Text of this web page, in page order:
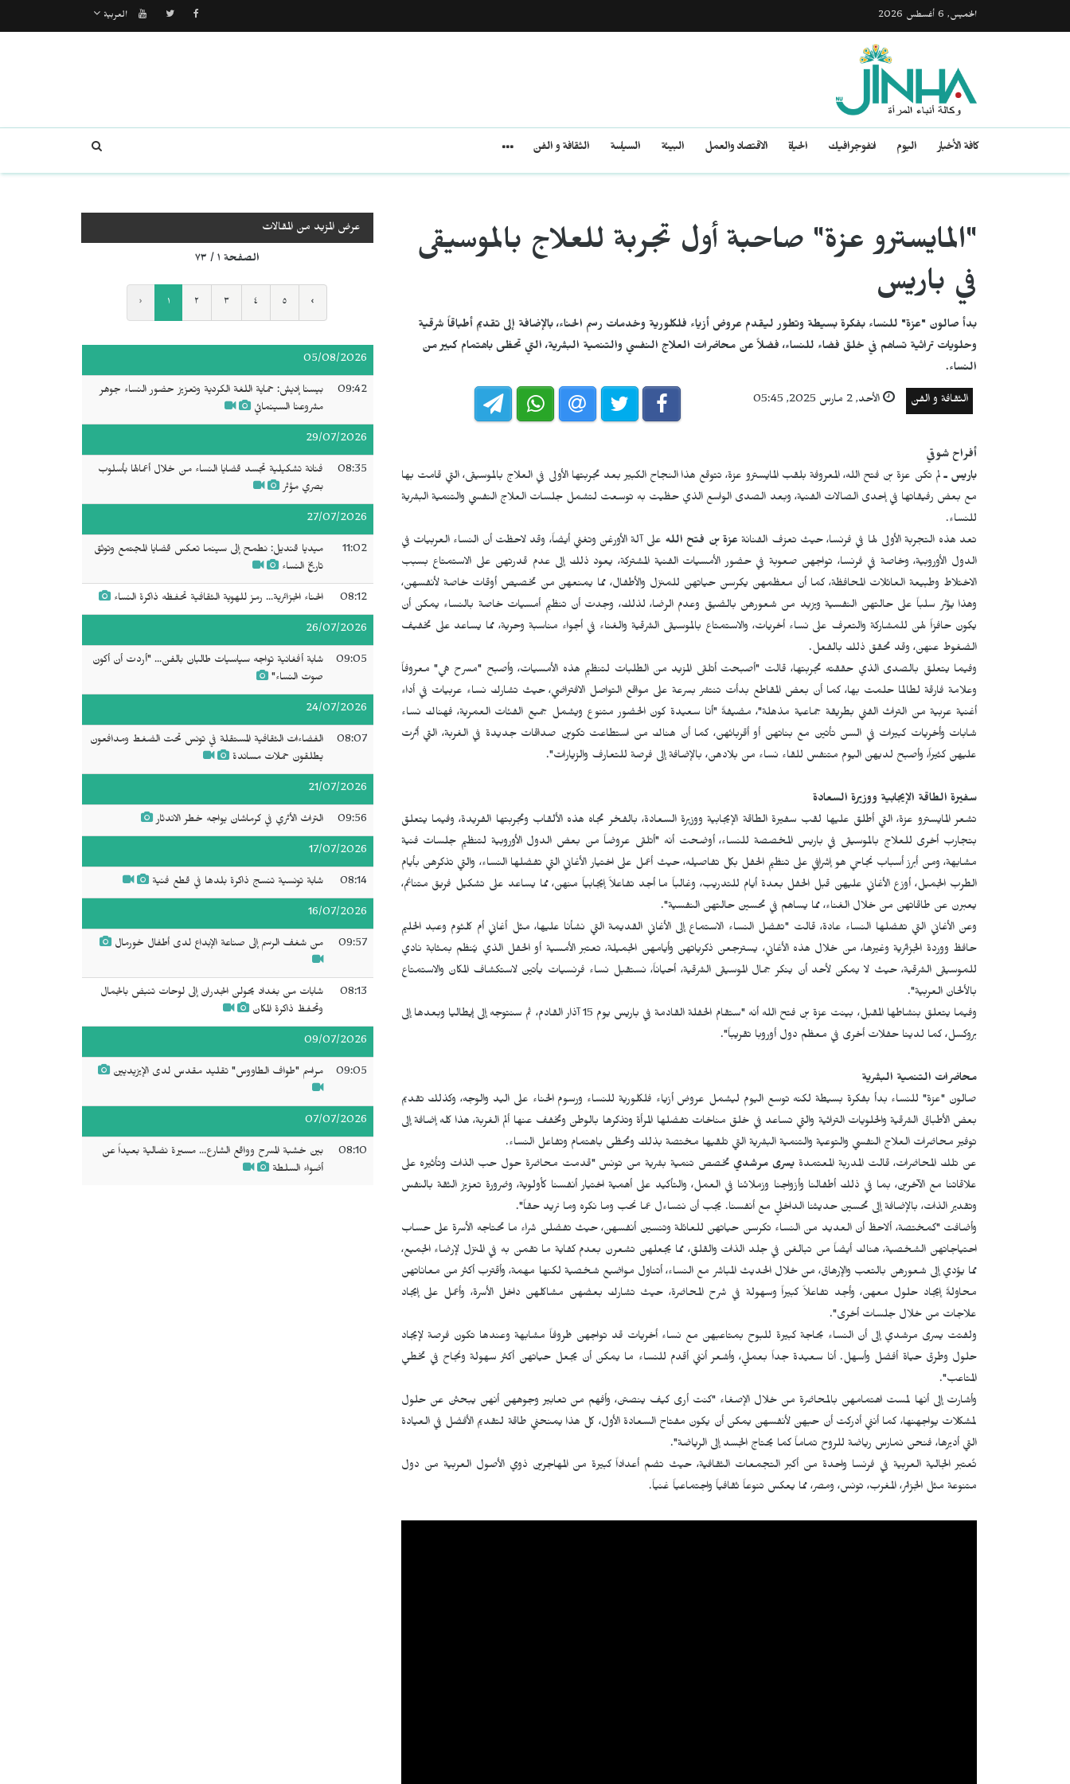
الخميس, 6 أغسطس 2026 العربية
كافة الأخبار اليوم انفوجرافيك الحياة الاقتصاد والعمل البيئة السياسة الثقافة و الفن
"المايسترو عزة" صاحبة أول تجربة للعلاج بالموسيقى
في باريس
بدأ صالون "عزة" للنساء بفكرة بسيطة وتطور ليقدم عروض أزياء فلكلورية وخدمات رسم الحناء، بالإضافة إلى تقديم أطباقاً شرقية
وحلويات تراثية تساهم في خلق فضاء للنساء، فضلاً عن محاضرات العلاج النفسي والتنمية البشرية، التي تحظى باهتمام كبير من
النساء.
الثقافة و الفن الأحد, 2 مارس 2025, 05:45
أفراح شوقي
باريس ـ لم تكن عزة بن فتح الله، المعروفة بلقب المايسترو عزة، تتوقع هذا النجاح الكبير بعد تجربتها الأولى في العلاج بالموسيقى، التي قامت بها
مع بعض رفيقاتها في إحدى الصالات الفنية، وبعد الصدى الواسع الذي حظيت به توسعت لتشمل جلسات العلاج النفسي والتنمية البشرية
للنساء.
تعد هذه التجربة الأولى لها في فرنسا، حيث تعزف الفنانة عزة بن فتح الله على آلة الأورغن وتغني أيضاً، وقد لاحظت أن النساء العربيات في
الدول الأوروبية، وخاصة في فرنسا، تواجهن صعوبة في حضور الأمسيات الفنية المشتركة، يعود ذلك إلى عدم قدرتهن على الاستمتاع بسبب
الاختلاط وطبيعة العائلات المحافظة، كما أن معظمهن يكرسن حياتهن للمنزل والأطفال، مما يمنعهن من تخصيص أوقات خاصة لأنفسهن،
وهذا يؤثر سلباً على حالتهن النفسية ويزيد من شعورهن بالضيق وعدم الرضا، لذلك، وجدت أن تنظيم أمسيات خاصة بالنساء يمكن أن
يكون حافزاً لهن للمشاركة والتعرف على نساء أخريات، والاستمتاع بالموسيقى الشرقية والغناء في أجواء مناسبة وحرية، مما يساعد على تخفيف
الضغوط عنهن، وقد تحقق ذلك بالفعل.
وفيما يتعلق بالصدى الذي حققته تجربتها، قالت "أصبحت أتلقى المزيد من الطلبات لتنظيم هذه الأمسيات، وأصبح "مسرح هي" معروفاً
وعلامة فارقة لطالما حلمت بها، كما أن بعض المقاطع بدأت تنتشر بسرعة على مواقع التواصل الافتراضي، حيث تشارك نساء عربيات في أداء
أغنية عربية من التراث الفني بطريقة جماعية مذهلة"، مضيفةً "أنا سعيدة كون الحضور متنوع ويشمل جميع الفئات العمرية، فهناك نساء
شابات وأخريات كبيرات في السن تأتين مع بناتهن أو أقربائهن، كما أن هناك من استطاعت تكوين صداقات جديدة في الغربة، التي أثرت
عليهن كثيراً، وأصبح لديهن اليوم متنفس للقاء نساء من بلادهن، بالإضافة إلى فرصة للتعارف والزيارات".
سفيرة الطاقة الإيجابية ووزيرة السعادة
تشعر المايسترو عزة، التي أطلق عليها لقب سفيرة الطاقة الإيجابية ووزيرة السعادة، بالفخر تجاه هذه الألقاب وتجربتها الفريدة، وفيما يتعلق
بتجارب أخرى للعلاج بالموسيقى في باريس المخصصة للنساء، أوضحت أنه "أتلقى عروضاً من بعض الدول الأوروبية لتنظيم جلسات فنية
مشابهة، ومن أبرز أسباب نجاحي هو إشرافي على تنظيم الحفل بكل تفاصيله، حيث أعمل على اختيار الأغاني التي تفضلها النساء، والتي تذكرهن بأيام
الطرب الجميل، أوزع الأغاني عليهن قبل الحفل بعدة أيام للتدريب، وغالباً ما أجد تفاعلاً إيجابياً منهن، مما يساعد على تشكيل فريق متناغم،
يعبرن عن طاقاتهن من خلال الغناء، مما يساهم في تحسين حالتهن النفسية".
وعن الأغاني التي تفضلها النساء عادة، قالت "تفضل النساء الاستماع إلى الأغاني القديمة التي نشأنا عليها، مثل أغاني أم كلثوم وعبد الحليم
حافظ ووردة الجزائرية وغيرها، من خلال هذه الأغاني، يسترجعن ذكرياتهن وأيامهن الجميلة، تعتبر الأمسية أو الحفل الذي يُنظم بمثابة نادي
للموسيقى الشرقية، حيث لا يمكن لأحد أن ينكر جمال الموسيقى الشرقية، أحياناً، نستقبل نساء فرنسيات يأتين لاستكشاف المكان والاستمتاع
بالألحان العربية".
وفيما يتعلق بنشاطها المقبل، بينت عزة بن فتح الله أنه "ستقام الحفلة القادمة في باريس يوم 15 آذار القادم، ثم سنتوجه إلى إيطاليا وبعدها إلى
بروكسل، كما لدينا حفلات أخرى في معظم دول أوروبا تقريباً".
محاضرات التنمية البشرية
صالون "عزة" للنساء بدأ بفكرة بسيطة لكنه توسع اليوم ليشمل عروض أزياء فلكلورية للنساء ورسوم الحناء على اليد والوجه، وكذلك تقديم
بعض الأطباق الشرقية والحلويات التراثية والتي تساعد في خلق مناخات تفضلها المرأة وتذكرها بالوطن وتخفف عنها ألم الغربة، هذا كله إضافة إلى
توفير محاضرات العلاج النفسي والتوعية والتنمية البشرية التي تلقيها مختصة بذلك وتحظى باهتمام وتفاعل النساء.
عن تلك المحاضرات، قالت المدربة المعتمدة يسرى مرشدي تخصص تنمية بشرية من تونس "قدمت محاضرة حول حب الذات وتأثيره على
علاقاتنا مع الآخرين، بما في ذلك أطفالنا وأزواجنا وزملائنا في العمل، والتأكيد على أهمية اختيار أنفسنا كأولوية، وضرورة تعزيز الثقة بالنفس
وتقدير الذات، بالإضافة إلى تحسين حديثنا الداخلي مع أنفسنا. يجب أن نتساءل عما نحب وما نكره وما نريد حقاً".
وأضافت "كمختصة، ألاحظ أن العديد من النساء تكرسن حياتهن للعائلة وتنسين أنفسهن، حيث تفضلن شراء ما تحتاجه الأسرة على حساب
احتياجاتهن الشخصية، هناك أيضاً من تبالغن في جلد الذات والقلق، مما يجعلهن تشعرن بعدم كفاية ما تقمن به في المنزل لإرضاء الجميع،
مما يؤدي إلى شعورهن بالتعب والإرهاق، من خلال الحديث المباشر مع النساء، أتناول مواضيع شخصية لكنها مهمة، وأقترب أكثر من معاناتهن
محاولةً إيجاد حلول معهن، وأجد تفاعلاً كبيراً وسهولة في شرح المحاضرة، حيث تشارك بعضهن مشاكلهن داخل الأسرة، وأعمل على إيجاد
علاجات من خلال جلسات أخرى".
ولفتت يسرى مرشدي إلى أن النساء بحاجة كبيرة للبوح بمتاعبهن مع نساء أخريات قد تواجهن ظروفاً مشابهة وعندها تكون فرصة لإيجاد
حلول وطرق حياة أفضل وأسهل. أنا سعيدة جداً بعملي، وأشعر أنني أقدم للنساء ما يمكن أن يجعل حياتهن أكثر سهولة ونجاح في تخطي
المتاعب".
وأشارت إلى أنها لمست اهتمامهن بالمحاضرة من خلال الإصغاء "كنت أرى كيف ينصتن، وأفهم من تعابير وجوههن أنهن يبحثن عن حلول
لمشكلات يواجهنها، كما أنني أدركت أن حبهن لأنفسهن يمكن أن يكون مفتاح السعادة الأول، كل هذا يمنحني طاقة لتقديم الأفضل في العيادة
التي أديرها، فنحن نمارس رياضة للروح تماماً كما يحتاج الجسد إلى الرياضة".
تُعتبر الجالية العربية في فرنسا واحدة من أكبر التجمعات الثقافية، حيث تضم أعداداً كبيرة من المهاجرين ذوي الأصول العربية من دول
متنوعة مثل الجزائر، المغرب، تونس، ومصر، مما يعكس تنوعاً ثقافياً واجتماعياً غنياً.
عرض المزيد من المقالات
الصفحة ١ / ٧٣
‹ ١ ٢ ٣ ٤ ٥ ›
05/08/2026
09:42
بيسنا إديش: حماية اللغة الكردية وتعزيز حضور النساء جوهر
مشروعنا السينمائي
29/07/2026
08:35
فنانة تشكيلية تجسد قضايا النساء من خلال أعمالها بأسلوب
بصري مؤثر
27/07/2026
11:02
ميديا قنديل: نطمح إلى سينما تعكس قضايا المجتمع وتوثق
تاريخ النساء
08:12 الحناء الجزائرية... رمز للهوية الثقافية تحفظه ذاكرة النساء
26/07/2026
09:05
شابة أفغانية تواجه سياسيات طالبان بالفن... "أردت أن أكون
صوت النساء"
24/07/2026
08:07
الفضاءات الثقافية المستقلة في تونس تحت الضغط ومدافعون
يطلقون حملات مساندة
21/07/2026
09:56 التراث الأثري في كرماشان يواجه خطر الاندثار
17/07/2026
08:14 شابة تونسية تنسج ذاكرة بلدها في قطع فنية
16/07/2026
09:57 من شغف الرسم إلى صناعة الإبداع لدى أطفال خورمال
08:13
شابات من بغداد يحولن الجدران إلى لوحات تنبض بالجمال
وتحفظ ذاكرة المكان
09/07/2026
09:05 مراسم "طواف الطاووس" تقليد مقدس لدى الإيزيديين
07/07/2026
08:10
بين خشبة المسرح وواقع الشارع... مسيرة نضالية بعيداً عن
أضواء السلطة